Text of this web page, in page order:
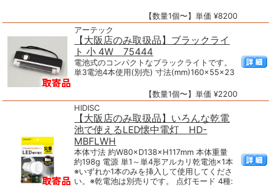
【数量1個〜】単価 ¥8200
アーテック
【大阪店のみ取扱品】ブラックライ
ト 小 4W 75444
電池式のコンパクトなブラックライトです。
単3電池4本使用(別売) 寸法(mm)160×55×23
【数量1個〜】単価 ¥2200
HIDISC
【大阪店のみ取扱品】いろんな乾電
池で使えるLED懐中電灯 HD-
MBFLWH
本体寸法 約W80×D138×H117mm 本体重量
約198g 電源 単1～単4形アルカリ乾電池×1本
※いずれか1本のみを挿入して使用してくださ
い。※乾電池は別売りです。 点灯モード 4種: